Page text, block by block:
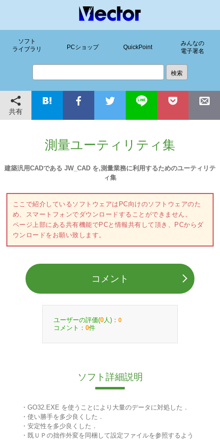
ソフト
ライブラリ
PCショップ QuickPoint
みんなの
電子署名
共有
測量ユーティリティ集
建築汎用CADである JW_CAD を,測量業務に利用するためのユーティリテ
ィ集
ここで紹介しているソフトウェアはPC向けのソフトウェアのた
め、スマートフォンでダウンロードすることができません。
ページ上部にある共有機能でPCと情報共有して頂き、PCからダ
ウンロードをお願い致します。
コメント
ユーザーの評価(0 人)： 0
コメント： 0件
ソフト詳細説明
・GO32.EXE を使うことにより大量のデータに対処した．
・使い勝手を多少良くした．
・安定性を多少良くした．
・既ＵＰの拙作外変を同梱して設定ファイルを参照するよう